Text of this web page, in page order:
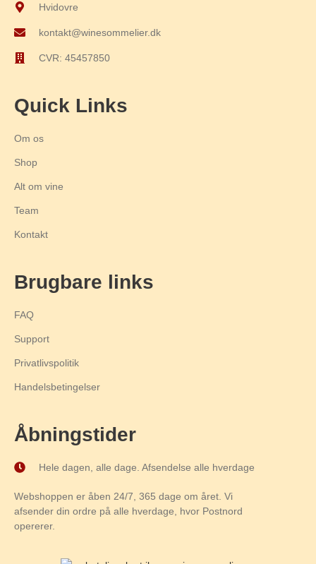
Hvidovre
kontakt@winesommelier.dk
CVR: 45457850
Quick Links
Om os
Shop
Alt om vine
Team
Kontakt
Brugbare links
FAQ
Support
Privatlivspolitik
Handelsbetingelser
Åbningstider
Hele dagen, alle dage. Afsendelse alle hverdage
Webshoppen er åben 24/7, 365 dage om året. Vi
afsender din ordre på alle hverdage, hvor Postnord
opererer.